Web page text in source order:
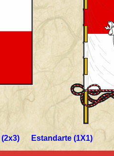
(2x3) Estandarte (1X1)